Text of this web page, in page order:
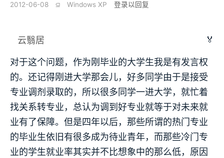
2012-06-08 ⫑ Windows XP 登录以回复
云翳居 🏅
对于这个问题，作为刚毕业的大学生我是有发言权
的。还记得刚进大学那会儿，好多同学由于是接受
专业调剂录取的，所以很多同学一进大学，就忙着
找关系转专业，总认为调到好专业就等于对未来就
业有了保障。但是四年以后，那些所谓的热门专业
的毕业生依旧有很多成为待业青年，而那些冷门专
业的学生就业率其实并不比想象中的那么低，原因